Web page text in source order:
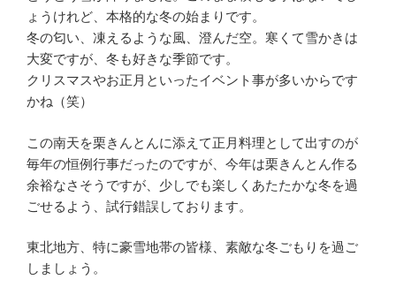
ょうけれど、本格的な冬の始まりです。
冬の匂い、凍えるような風、澄んだ空。寒くて雪かきは
大変ですが、冬も好きな季節です。
クリスマスやお正月といったイベント事が多いからです
かね（笑）
この南天を栗きんとんに添えて正月料理として出すのが
毎年の恒例行事だったのですが、今年は栗きんとん作る
余裕なさそうですが、少しでも楽しくあたたかな冬を過
ごせるよう、試行錯誤しております。
東北地方、特に豪雪地帯の皆様、素敵な冬ごもりを過ご
しましょう。